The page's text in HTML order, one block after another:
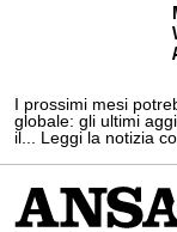
I prossimi mesi
globale: gli ultimi
il... Leggi la notizia